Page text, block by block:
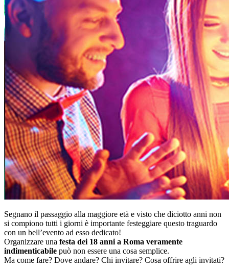
Segnano il passaggio alla maggiore età e visto che diciotto anni non
si compiono tutti i giorni è importante festeggiare questo traguardo
con un bell’evento ad esso dedicato!
Organizzare una festa dei 18 anni a Roma veramente
indimenticabile può non essere una cosa semplice.
Ma come fare? Dove andare? Chi invitare? Cosa offrire agli invitati?